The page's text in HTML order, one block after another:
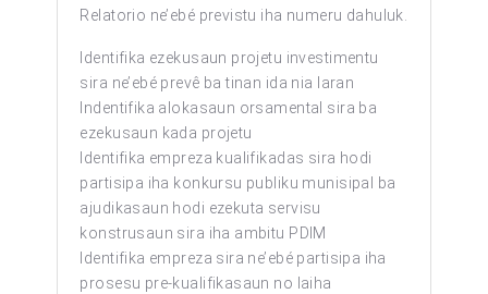
Relatorio ne’ebé previstu iha numeru dahuluk.
Identifika ezekusaun projetu investimentu
sira ne’ebé prevê ba tinan ida nia laran
Indentifika alokasaun orsamental sira ba
ezekusaun kada projetu
Identifika empreza kualifikadas sira hodi
partisipa iha konkursu publiku munisipal ba
ajudikasaun hodi ezekuta servisu
konstrusaun sira iha ambitu PDIM
Identifika empreza sira ne’ebé partisipa iha
prosesu pre-kualifikasaun no laiha